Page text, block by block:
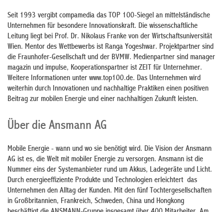
Seit 1993 vergibt compamedia das TOP 100-Siegel an mittelständische
Unternehmen für besondere Innovationskraft. Die wissenschaftliche
Leitung liegt bei Prof. Dr. Nikolaus Franke von der Wirtschaftsuniversität
Wien. Mentor des Wettbewerbs ist Ranga Yogeshwar. Projektpartner sind
die Fraunhofer-Gesellschaft und der BVMW. Medienpartner sind manager
magazin und impulse, Kooperationspartner ist ZEIT für Unternehmer.
Weitere Informationen unter www.top100.de. Das Unternehmen wird
weiterhin durch Innovationen und nachhaltige Praktiken einen positiven
Beitrag zur mobilen Energie und einer nachhaltigen Zukunft leisten.
Über die Ansmann AG
Mobile Energie - wann und wo sie benötigt wird. Die Vision der Ansmann
AG ist es, die Welt mit mobiler Energie zu versorgen. Ansmann ist die
Nummer eins der Systemanbieter rund um Akkus, Ladegeräte und Licht.
Durch energieeffiziente Produkte und Technologien erleichtert das
Unternehmen den Alltag der Kunden. Mit den fünf Tochtergesellschaften
in Großbritannien, Frankreich, Schweden, China und Hongkong